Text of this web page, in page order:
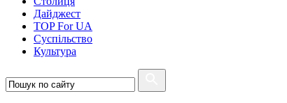
Дайджест
TOP For UA
Суспiльство
Культура